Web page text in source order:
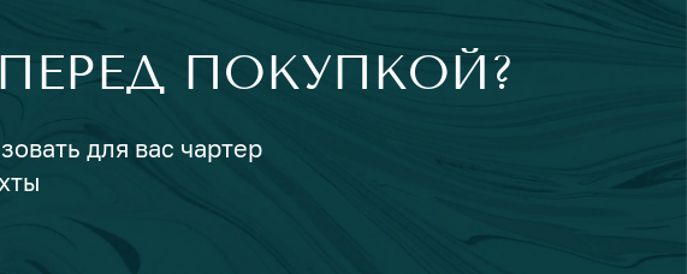
ПОКУПКОЙ?
для вас чартер